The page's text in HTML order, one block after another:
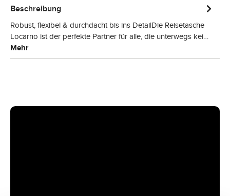
Beschreibung
Robust, flexibel & durchdacht bis ins DetailDie Reisetasche
Locarno ist der perfekte Partner für alle, die unterwegs kei…
Mehr